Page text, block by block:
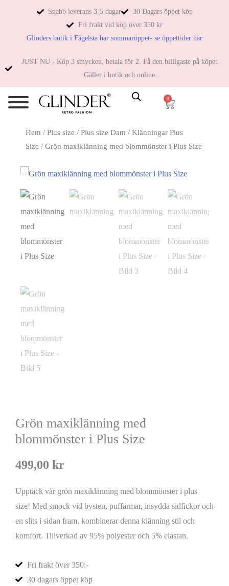
Snabb leverans 3-5 dagar
30 Dagars öppet köp
Fri frakt vid köp över 350 kr
Glinders butik i Fågelsta har sommaröppet- se öppettider här
JUST NU - Köp 3 smycken, betala för 2. Få den billigaste på köpet.
Gäller i butik och online.
0
Hem / Plus size / Plus size Dam / Klänningar Plus
Size / Grön maxiklänning med blommönster i Plus Size
Grön maxiklänning med
blommönster i Plus Size
499,00 kr
Upptäck vår grön maxiklänning med blommönster i plus
size! Med smock vid bysten, puffärmar, insydda sidfickor och
en slits i sidan fram, kombinerar denna klänning stil och
komfort. Tillverkad av 95% polyester och 5% elastan.
Fri frakt över 350:-
30 dagars öppet köp